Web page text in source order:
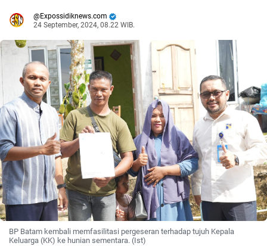
Expossidiknews.com
24 September, 2024, 08.22 WIB.
BP Batam kembali memfasilitasi pergeseran terhadap tujuh Kepala
Keluarga (KK) ke hunian sementara. (Ist)